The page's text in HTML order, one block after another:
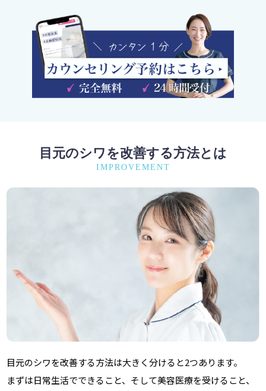
目元のシワを改善する方法とは
IMPROVEMENT
目元のシワを改善する方法は大きく分けると2つあります。
まずは日常生活でできること、そして美容医療を受けること、